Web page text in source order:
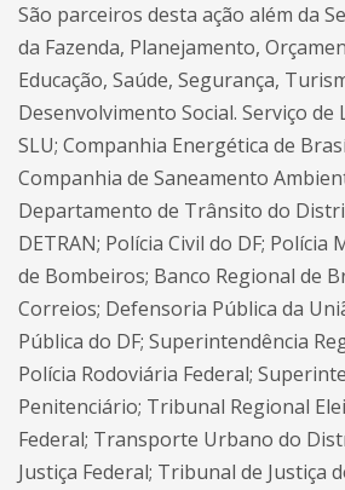
São parceiros desta ação além da
da Fazenda, Planejamento,
Educação, Saúde, Segurança,
Desenvolvimento Social. Serviço de
SLU; Companhia Energética de
Companhia de Saneamento
Departamento de Trânsito do
DETRAN; Polícia Civil do DF; Polícia
de Bombeiros; Banco Regional de
Correios; Defensoria Pública da
Pública do DF; Superintendência
Polícia Rodoviária Federal;
Penitenciário; Tribunal Regional
Federal; Transporte Urbano do
Justiça Federal; Tribunal de Justiça